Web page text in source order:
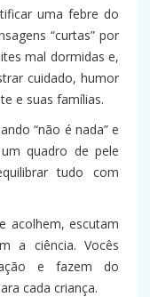
uma febre do
“curtas” por
mal dormidas e,
cuidado, humor
e suas famílias.
“não é nada” e
quadro de pele
tudo com
acolhem, escutam
a ciência. Vocês
e fazem do
cada criança.